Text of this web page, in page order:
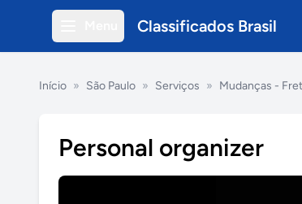
Classificados Brasil
Início » São Paulo » Serviços » Mudanças -
Personal organizer